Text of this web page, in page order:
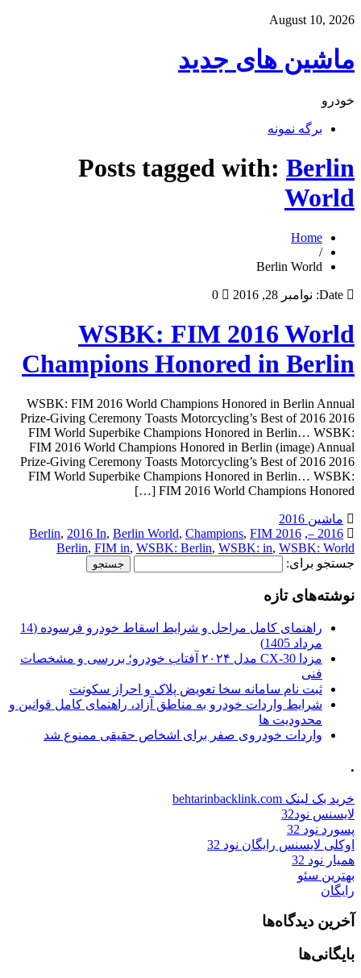
August 10, 2026
ماشین های جدید
خودرو
برگه نمونه
Posts tagged with: Berlin
World
Home
/
Berlin World
Date: نوامبر 28, 2016 0
WSBK: FIM 2016 World
Champions Honored in Berlin
WSBK: FIM 2016 World Champions Honored in Berlin Annual
Prize-Giving Ceremony Toasts Motorcycling’s Best of 2016 2016
FIM World Superbike Champions Honored in Berlin… WSBK:
FIM 2016 World Champions Honored in Berlin (image) Annual
Prize-Giving Ceremony Toasts Motorcycling’s Best of 2016 2016
FIM World Superbike Champions Honored in Berlin… WSBK:
FIM 2016 World Champions Honored […]
ماشین 2016
2016 –
,
2016 Berlin
, 2016 In, Berlin World, Champions, FIM
Berlin, FIM in, WSBK: Berlin, WSBK: in, WSBK: World
جستجو برای:
نوشته‌های تازه
راهنمای کامل مراحل و شرایط اسقاط خودرو فرسوده (14
مرداد 1405)
مزدا CX-30 مدل ۲۰۲۴ آفتاب خودرو؛ بررسی و مشخصات
فنی
ثبت نام سامانه سخا تعویض پلاک و احراز سکونت
شرایط واردات خودرو به مناطق آزاد، راهنمای کامل قوانین و
محدودیت ها
واردات خودروی صفر برای اشخاص حقیقی ممنوع شد
.
خرید بک لینک behtarinbacklink.com
لایسنس نود32
پسورد نود 32
اوکلی لایسنس رایگان نود 32
همیار نود 32
بهترین سئو
رایگان
آخرین دیدگاه‌ها
بایگانی‌ها